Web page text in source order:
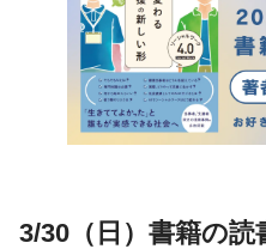
3/30（日）書籍の読